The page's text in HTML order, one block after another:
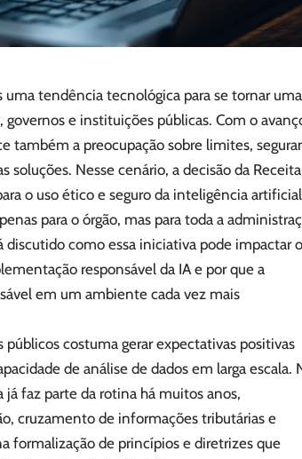
tendência tecnológica para se tornar uma
e instituições públicas. Com o
também a preocupação sobre limites,
soluções. Nesse cenário, a decisão da Receita
o uso ético e seguro da inteligência artificial
para o órgão, mas para toda a
discutido como essa iniciativa pode impactar o
responsável da IA e por que a
em um ambiente cada vez mais
costuma gerar expectativas positivas
de análise de dados em larga escala.
já faz parte da rotina há muitos anos,
cruzamento de informações tributárias e
formalização de princípios e diretrizes que